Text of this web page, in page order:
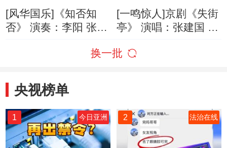
[风华国乐]《知否知
否》 演奏：李阳 张桐
[一鸣惊人]京剧《失街
亭》 演唱：张建国 操
换一批
央视榜单
1 今日亚洲 2 法治在线